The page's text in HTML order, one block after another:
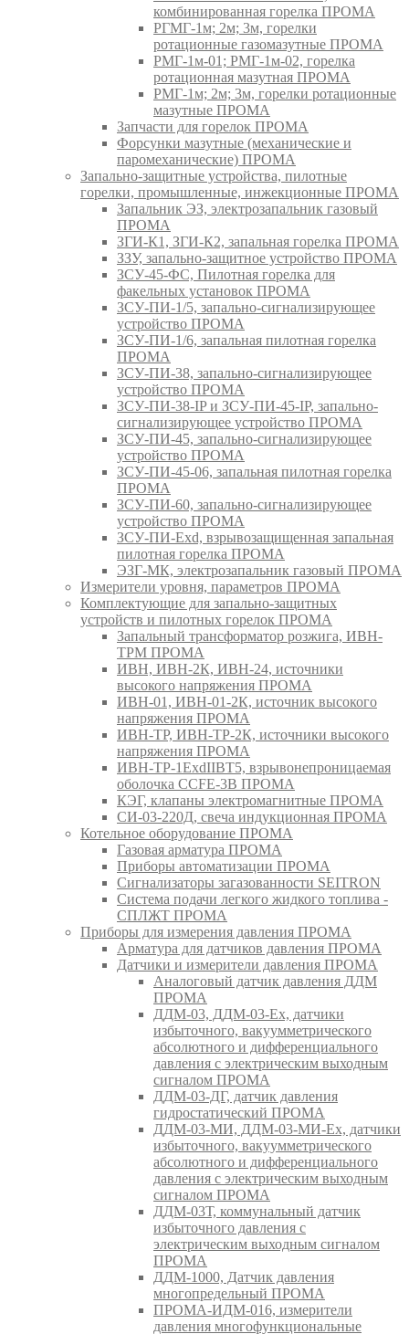
комбинированная горелка ПРОМА
РГМГ-1м; 2м; 3м, горелки
ротационные газомазутные ПРОМА
РМГ-1м-01; РМГ-1м-02, горелка
ротационная мазутная ПРОМА
РМГ-1м; 2м; 3м, горелки ротационные
мазутные ПРОМА
Запчасти для горелок ПРОМА
Форсунки мазутные (механические и
паромеханические) ПРОМА
Запально-защитные устройства, пилотные
горелки, промышленные, инжекционные ПРОМА
Запальник ЭЗ, электрозапальник газовый
ПРОМА
ЗГИ-К1, ЗГИ-К2, запальная горелка ПРОМА
ЗЗУ, запально-защитное устройство ПРОМА
ЗСУ-45-ФС, Пилотная горелка для
факельных установок ПРОМА
ЗСУ-ПИ-1/5, запально-сигнализирующее
устройство ПРОМА
ЗСУ-ПИ-1/6, запальная пилотная горелка
ПРОМА
ЗСУ-ПИ-38, запально-сигнализирующее
устройство ПРОМА
ЗСУ-ПИ-38-IP и ЗСУ-ПИ-45-IP, запально-
сигнализирующее устройство ПРОМА
ЗСУ-ПИ-45, запально-сигнализирующее
устройство ПРОМА
ЗСУ-ПИ-45-06, запальная пилотная горелка
ПРОМА
ЗСУ-ПИ-60, запально-сигнализирующее
устройство ПРОМА
ЗСУ-ПИ-Exd, взрывозащищенная запальная
пилотная горелка ПРОМА
ЭЗГ-МК, электрозапальник газовый ПРОМА
Измерители уровня, параметров ПРОМА
Комплектующие для запально-защитных
устройств и пилотных горелок ПРОМА
Запальный трансформатор розжига, ИВН-
ТРМ ПРОМА
ИВН, ИВН-2К, ИВН-24, источники
высокого напряжения ПРОМА
ИВН-01, ИВН-01-2К, источник высокого
напряжения ПРОМА
ИВН-ТР, ИВН-ТР-2К, источники высокого
напряжения ПРОМА
ИВН-ТР-1ExdIIBT5, взрывонепроницаемая
оболочка CCFE-3B ПРОМА
КЭГ, клапаны электромагнитные ПРОМА
СИ-03-220Д, свеча индукционная ПРОМА
Котельное оборудование ПРОМА
Газовая арматура ПРОМА
Приборы автоматизации ПРОМА
Сигнализаторы загазованности SEITRON
Система подачи легкого жидкого топлива -
СПЛЖТ ПРОМА
Приборы для измерения давления ПРОМА
Арматура для датчиков давления ПРОМА
Датчики и измерители давления ПРОМА
Аналоговый датчик давления ДДМ
ПРОМА
ДДМ-03, ДДМ-03-Ех, датчики
избыточного, вакуумметрического
абсолютного и дифференциального
давления с электрическим выходным
сигналом ПРОМА
ДДМ-03-ДГ, датчик давления
гидростатический ПРОМА
ДДМ-03-МИ, ДДМ-03-МИ-Ех, датчики
избыточного, вакуумметрического
абсолютного и дифференциального
давления с электрическим выходным
сигналом ПРОМА
ДДМ-03Т, коммунальный датчик
избыточного давления с
электрическим выходным сигналом
ПРОМА
ДДМ-1000, Датчик давления
многопредельный ПРОМА
ПРОМА-ИДМ-016, измерители
давления многофункциональные